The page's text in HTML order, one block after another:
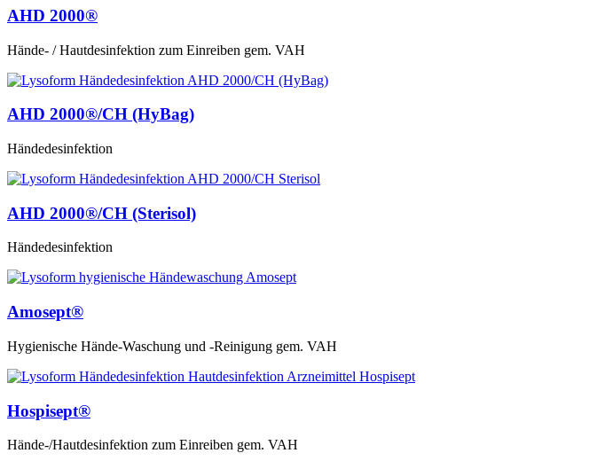
AHD 2000®
Hände- / Hautdesinfektion zum Einreiben gem. VAH
AHD 2000®/CH (HyBag)
Händedesinfektion
AHD 2000®/CH (Sterisol)
Händedesinfektion
Amosept®
Hygienische Hände-Waschung und -Reinigung gem. VAH
Hospisept®
Hände-/Hautdesinfektion zum Einreiben gem. VAH